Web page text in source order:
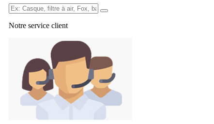
Ex:
batterie
Notre service client